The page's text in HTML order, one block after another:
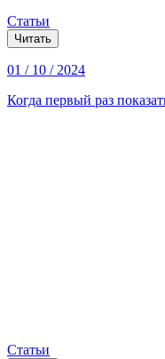
Статьи
Читать
01 / 10 / 2024
Когда первый раз
Статьи